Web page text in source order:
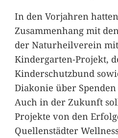
In den Vorjahren
Zusammenhang mit
der Naturheilverein
Kindergarten-Projekt,
Kinderschutzbund
Diakonie über
Auch in der Zukunft
Projekte von den
Quellenstädter